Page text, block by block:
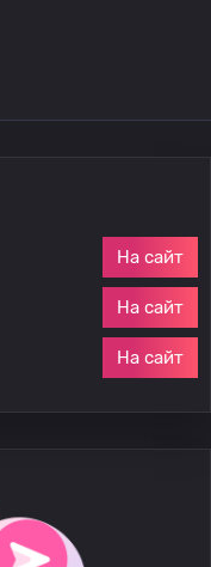
На сайт
На сайт
На сайт